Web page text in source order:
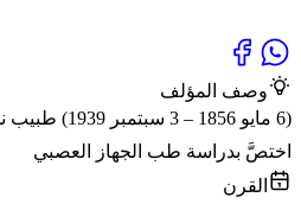
وصف المؤلف
(6 مايو 1856 –
اختصَّ بدراسة طب الجهاز العصبي
القرن